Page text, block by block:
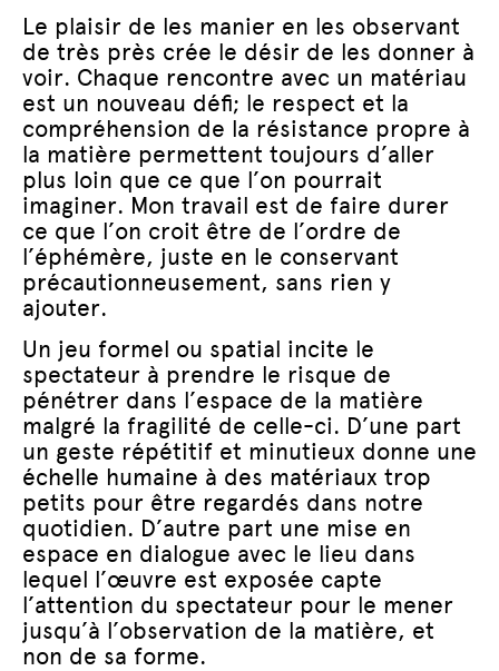
Le plaisir de les manier en les observant
de très près crée le désir de les donner à
voir. Chaque rencontre avec un matériau
est un nouveau défi; le respect et la
compréhension de la résistance propre à
la matière permettent toujours d’aller
plus loin que ce que l’on pourrait
imaginer. Mon travail est de faire durer
ce que l’on croit être de l’ordre de
l’éphémère, juste en le conservant
précautionneusement, sans rien y
ajouter.
Un jeu formel ou spatial incite le
spectateur à prendre le risque de
pénétrer dans l’espace de la matière
malgré la fragilité de celle-ci. D’une part
un geste répétitif et minutieux donne une
échelle humaine à des matériaux trop
petits pour être regardés dans notre
quotidien. D’autre part une mise en
espace en dialogue avec le lieu dans
lequel l’œuvre est exposée capte
l’attention du spectateur pour le mener
jusqu’à l’observation de la matière, et
non de sa forme.